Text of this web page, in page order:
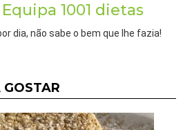
Equipa 1001 dietas
dia, não sabe o bem que lhe fazia!